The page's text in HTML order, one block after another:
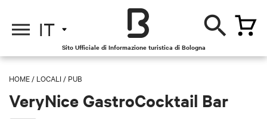
IT
Sito Ufficiale di Informazione turistica di Bologna
HOME / LOCALI / PUB
VeryNice GastroCocktail Bar